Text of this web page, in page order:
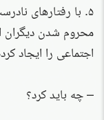
۵. با رفتارهای
محروم شدن دیگران
اجتماعی را ایجاد
– چه باید کرد؟